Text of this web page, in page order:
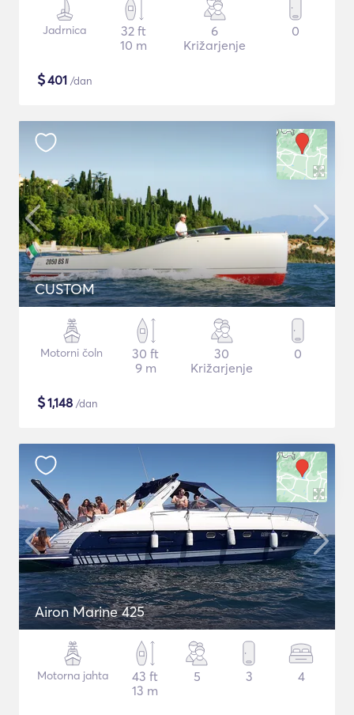
Jadrnica
32 ft
10 m
6
Križarjenje
0
$401 /dan
CUSTOM
Motorni čoln
30 ft
9 m
30
Križarjenje
0
$1,148 /dan
Airon Marine 425
Motorna jahta
43 ft
13 m
5 3 4